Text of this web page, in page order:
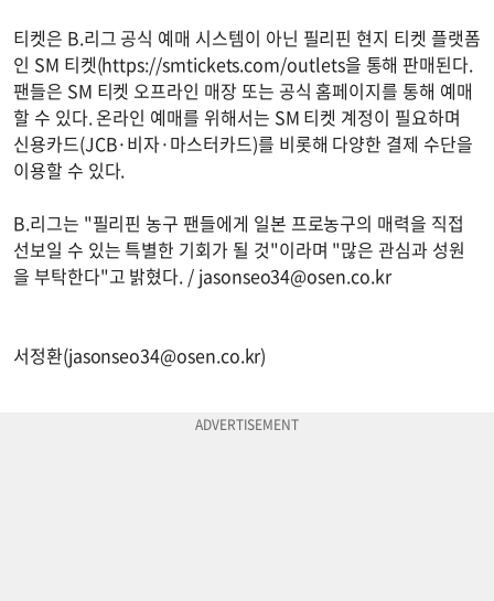
티켓은 B.리그 공식 예매 시스템이 아닌 필리핀 현지 티켓 플랫폼
인 SM 티켓(https://smtickets.com/outlets을 통해 판매된다.
팬들은 SM 티켓 오프라인 매장 또는 공식 홈페이지를 통해 예매
할 수 있다. 온라인 예매를 위해서는 SM 티켓 계정이 필요하며
신용카드(JCB·비자·마스터카드)를 비롯해 다양한 결제 수단을
이용할 수 있다.
B.리그는 "필리핀 농구 팬들에게 일본 프로농구의 매력을 직접
선보일 수 있는 특별한 기회가 될 것"이라며 "많은 관심과 성원
을 부탁한다"고 밝혔다. / jasonseo34@osen.co.kr
서정환(jasonseo34@osen.co.kr)